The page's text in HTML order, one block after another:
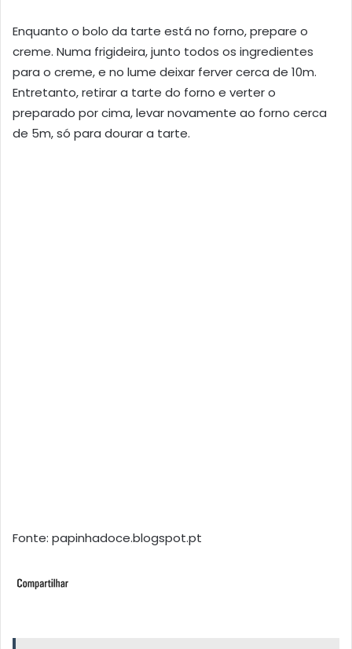
Enquanto o bolo da tarte está no forno, prepare o
creme. Numa frigideira, junto todos os ingredientes
para o creme, e no lume deixar ferver cerca de 10m.
Entretanto, retirar a tarte do forno e verter o
preparado por cima, levar novamente ao forno cerca
de 5m, só para dourar a tarte.
Fonte: papinhadoce.blogspot.pt